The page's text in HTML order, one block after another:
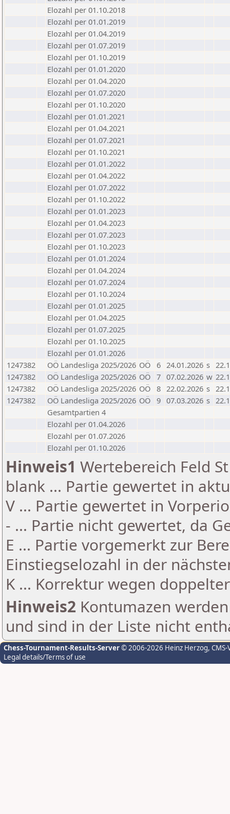
Elozahl per 01.10.2018
Elozahl per 01.01.2019
Elozahl per 01.04.2019
Elozahl per 01.07.2019
Elozahl per 01.10.2019
Elozahl per 01.01.2020
Elozahl per 01.04.2020
Elozahl per 01.07.2020
Elozahl per 01.10.2020
Elozahl per 01.01.2021
Elozahl per 01.04.2021
Elozahl per 01.07.2021
Elozahl per 01.10.2021
Elozahl per 01.01.2022
Elozahl per 01.04.2022
Elozahl per 01.07.2022
Elozahl per 01.10.2022
Elozahl per 01.01.2023
Elozahl per 01.04.2023
Elozahl per 01.07.2023
Elozahl per 01.10.2023
Elozahl per 01.01.2024
Elozahl per 01.04.2024
Elozahl per 01.07.2024
Elozahl per 01.10.2024
Elozahl per 01.01.2025
Elozahl per 01.04.2025
Elozahl per 01.07.2025
Elozahl per 01.10.2025
Elozahl per 01.01.2026
1247382
OÖ Landesliga 2025/2026 OÖ 6 24.01.2026 s 22.1
1247382
OÖ Landesliga 2025/2026 OÖ 7 07.02.2026 w 22.1
1247382
OÖ Landesliga 2025/2026 OÖ 8 22.02.2026 s 22.1
1247382
OÖ Landesliga 2025/2026 OÖ 9 07.03.2026 s 22.1
Gesamtpartien 4
Elozahl per 01.04.2026
Elozahl per 01.07.2026
Elozahl per 01.10.2026
Hinweis1 Wertebereich Feld
blank ... Partie gewertet in
V ... Partie gewertet in
- ... Partie nicht gewertet, da
E ... Partie vorgemerkt zur
Einstiegselozahl in der
K ... Korrektur wegen
Hinweis2 Kontumazen
und sind in der Liste nicht
Chess-Tournament-Results-Server© 2006-2026 Heinz Herzog,
Legal details/Terms of use